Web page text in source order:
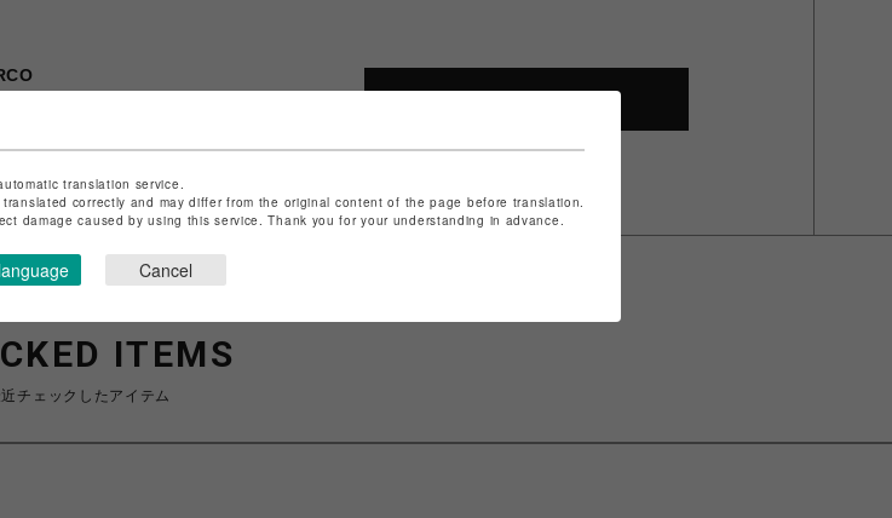
ちら
ITEMS
近チェックしたアイテム
translation service.
correctly and may differ from the original content of the page before translation.
damage caused by using this service. Thank you for your understanding in advance.
Cancel